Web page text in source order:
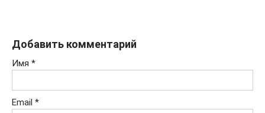
Добавить комментарий
Имя *
Email *